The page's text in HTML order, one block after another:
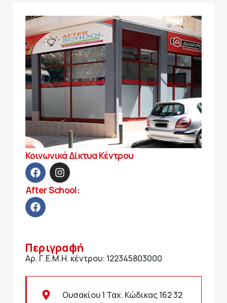
Κοινωνικά Δίκτυα Κέντρου
After School:
Περιγραφή
Αρ. Γ.Ε.Μ.Η. κέντρου: 122345803000
Ουσακίου 1 Ταχ. Κώδικας 162 32